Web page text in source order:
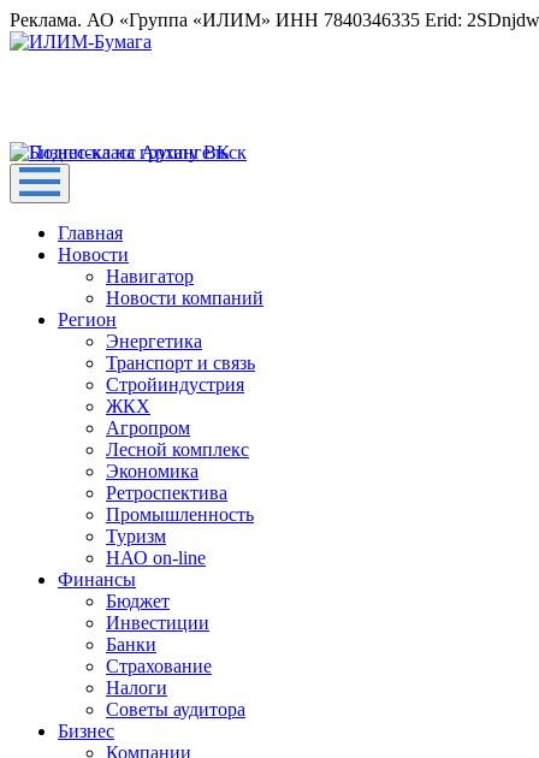
Реклама. АО «Группа «ИЛИМ» ИНН 7840346335 Erid:
Главная
Новости
Навигатор
Новости компаний
Регион
Энергетика
Транспорт и связь
Стройиндустрия
ЖКХ
Агропром
Лесной комплекс
Экономика
Ретроспектива
Промышленность
Туризм
НАО on-line
Финансы
Бюджет
Инвестиции
Банки
Страхование
Налоги
Советы аудитора
Бизнес
Компании